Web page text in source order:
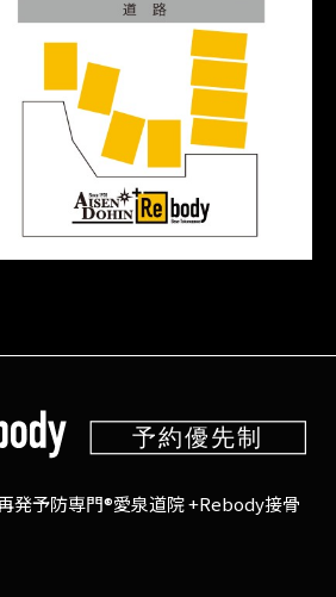
発予防専門®愛泉道院 +Rebody接骨